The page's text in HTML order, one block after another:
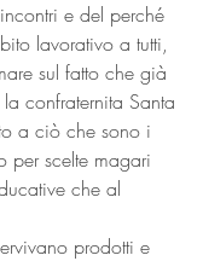
e del perché
lavorativo a tutti,
sul fatto che già
confraternita Santa
a ciò che sono i
per scelte magari
che al
prodotti e